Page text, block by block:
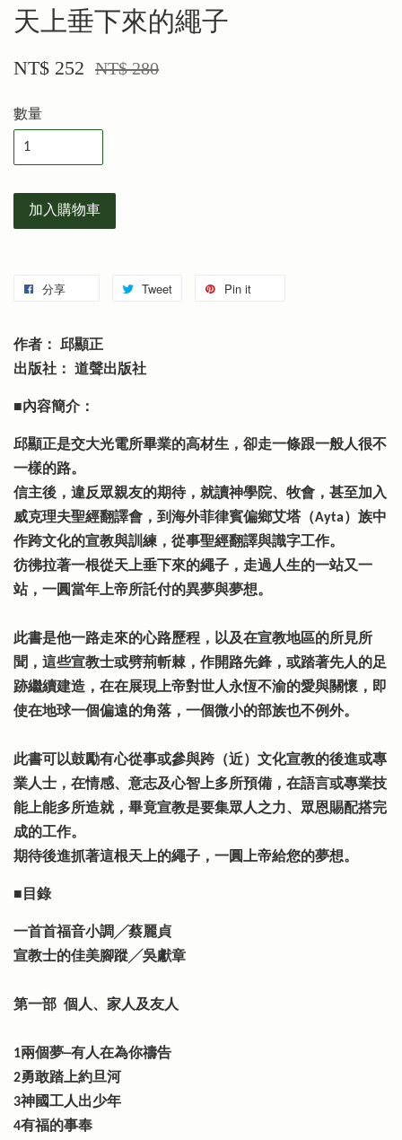
天上垂下來的繩子
NT$ 252 NT$ 280
數量
加入購物車
分享 Tweet Pin it
作者： 邱顯正
出版社： 道聲出版社
■內容簡介：
邱顯正是交大光電所畢業的高材生，卻走一條跟一般人很不
一樣的路。
信主後，違反眾親友的期待，就讀神學院、牧會，甚至加入
威克理夫聖經翻譯會，到海外菲律賓偏鄉艾塔（Ayta）族中
作跨文化的宣教與訓練，從事聖經翻譯與識字工作。
彷彿拉著一根從天上垂下來的繩子，走過人生的一站又一
站，一圓當年上帝所託付的異夢與夢想。
此書是他一路走來的心路歷程，以及在宣教地區的所見所
聞，這些宣教士或劈荊斬棘，作開路先鋒，或踏著先人的足
跡繼續建造，在在展現上帝對世人永恆不渝的愛與關懷，即
使在地球一個偏遠的角落，一個微小的部族也不例外。
此書可以鼓勵有心從事或參與跨（近）文化宣教的後進或專
業人士，在情感、意志及心智上多所預備，在語言或專業技
能上能多所造就，畢竟宣教是要集眾人之力、眾恩賜配搭完
成的工作。
期待後進抓著這根天上的繩子，一圓上帝給您的夢想。
■目錄
一首首福音小調╱蔡麗貞
宣教士的佳美腳蹤╱吳獻章
第一部 個人、家人及友人
1兩個夢─有人在為你禱告
2勇敢踏上約旦河
3神國工人出少年
4有福的事奉